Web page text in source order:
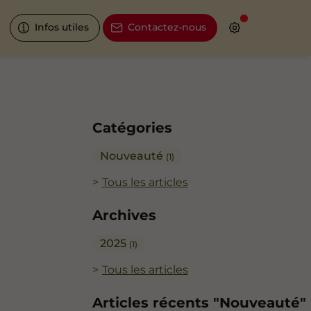
Infos utiles Contactez-nous
Catégories
Nouveauté (1)
Tous les articles
Archives
2025 (1)
Tous les articles
Articles récents "Nouveauté"